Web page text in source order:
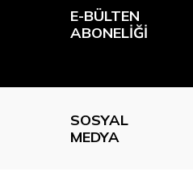
E-BÜLTEN
ABONELIĞI
SOSYAL
MEDYA